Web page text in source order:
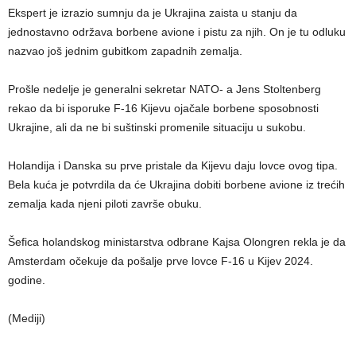
Ekspert je izrazio sumnju da je Ukrajina zaista u stanju da
jednostavno održava borbene avione i pistu za njih. On je tu odluku
nazvao još jednim gubitkom zapadnih zemalja.
Prošle nedelje je generalni sekretar NATO- a Jens Stoltenberg
rekao da bi isporuke F-16 Kijevu ojačale borbene sposobnosti
Ukrajine, ali da ne bi suštinski promenile situaciju u sukobu.
Holandija i Danska su prve pristale da Kijevu daju lovce ovog tipa.
Bela kuća je potvrdila da će Ukrajina dobiti borbene avione iz trećih
zemalja kada njeni piloti završe obuku.
Šefica holandskog ministarstva odbrane Kajsa Olongren rekla je da
Amsterdam očekuje da pošalje prve lovce F-16 u Kijev 2024.
godine.
(Mediji)